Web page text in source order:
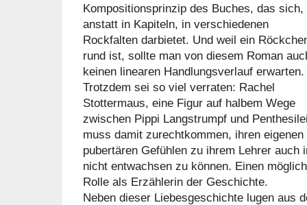
Kompositionsprinzip des Buches, das sich,
anstatt in Kapiteln, in verschiedenen
Rockfalten darbietet. Und weil ein
rund ist, sollte man von diesem Roman
keinen linearen Handlungsverlauf erwarten.
Trotzdem sei so viel verraten: Rachel
Stottermaus, eine Figur auf halbem Wege
zwischen Pippi Langstrumpf und
muss damit zurechtkommen, ihren eigenen
pubertären Gefühlen zu ihrem Lehrer auch
nicht entwachsen zu können. Einen
Rolle als Erzählerin der Geschichte.
Neben dieser Liebesgeschichte lugen aus